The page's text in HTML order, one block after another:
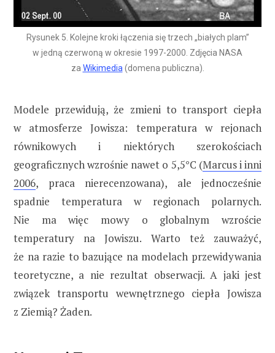
Rysunek 5. Kolejne kroki łączenia się trzech „białych plam”
w jedną czerwoną w okresie 1997-2000. Zdjęcia NASA
za Wikimedia (domena publiczna).
Modele przewidują, że zmieni to transport ciepła
w atmosferze Jowisza: temperatura w rejonach
równikowych i niektórych szerokościach
geograficznych wzrośnie nawet o 5,5°C (Marcus i inni
2006, praca nierecenzowana), ale jednocześnie
spadnie temperatura w regionach polarnych.
Nie ma więc mowy o globalnym wzroście
temperatury na Jowiszu. Warto też zauważyć,
że na razie to bazujące na modelach przewidywania
teoretyczne, a nie rezultat obserwacji. A jaki jest
związek transportu wewnętrznego ciepła Jowisza
z Ziemią? Żaden.